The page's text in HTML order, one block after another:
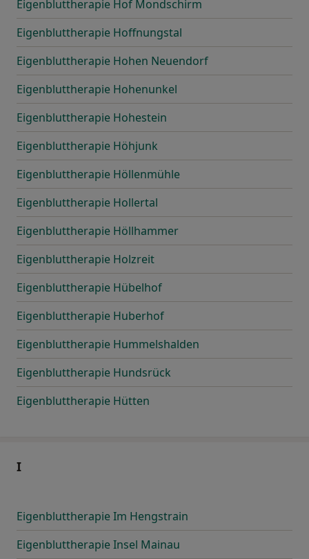
Eigenbluttherapie Hof Mondschirm
Eigenbluttherapie Hoffnungstal
Eigenbluttherapie Hohen Neuendorf
Eigenbluttherapie Hohenunkel
Eigenbluttherapie Hohestein
Eigenbluttherapie Höhjunk
Eigenbluttherapie Höllenmühle
Eigenbluttherapie Hollertal
Eigenbluttherapie Höllhammer
Eigenbluttherapie Holzreit
Eigenbluttherapie Hübelhof
Eigenbluttherapie Huberhof
Eigenbluttherapie Hummelshalden
Eigenbluttherapie Hundsrück
Eigenbluttherapie Hütten
I
Eigenbluttherapie Im Hengstrain
Eigenbluttherapie Insel Mainau